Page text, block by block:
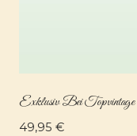
Exklusiv Bei
49,95 €